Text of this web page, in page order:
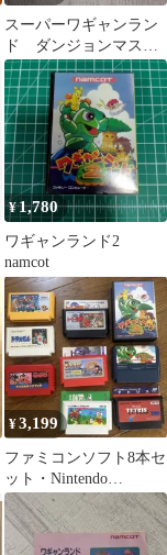
スーパーワギャンラン
ド ダンジョンマスタ
ー RPGツクール ス
ーパーファミコン
¥1,780
ワギャンランド2
namcot
¥3,199
ファミコンソフト8本セ
ット・Nintendo
Famicom